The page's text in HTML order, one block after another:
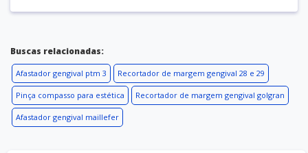
Buscas relacionadas:
Afastador gengival ptm 3 Recortador de margem gengival 28 e 29
Pinça compasso para estética Recortador de margem gengival golgran
Afastador gengival maillefer